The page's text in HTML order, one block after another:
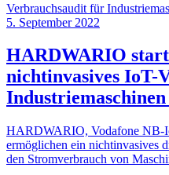
5. September 2022
HARDWARIO
nichtinvasives IoT-
HARDWARIO, Vodafone NB-
ermöglichen ein nichtinvasives
den Stromverbrauch von